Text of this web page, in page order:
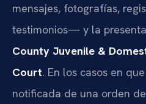
mensajes, fotografías,
testimonios— y la
County Juvenile &
Court. En los casos en
notificada de una orden